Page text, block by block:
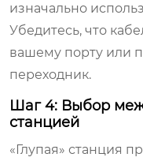
изначально
Убедитесь, что
вашему порту или
переходник.
Шаг 4: Выбор
станцией
«Глупая» станция